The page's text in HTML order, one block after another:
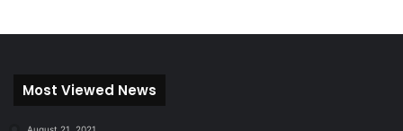
Most Viewed News